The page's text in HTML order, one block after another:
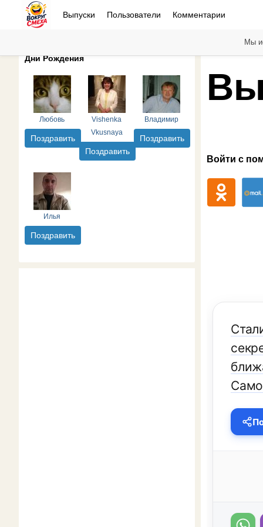
Выпуски Пользователи Комментарии
Дни Рождения
Любовь
Поздравить
Vishenka
Vkusnaya
Поздравить
Владимир
Поздравить
Илья
Поздравить
Войти с
Мы